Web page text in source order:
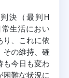
決（最判H
生活におい
り、これに依
その維持、確
も今日も変わ
困難な状況に